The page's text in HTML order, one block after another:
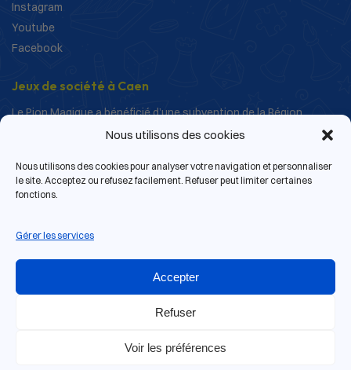
Nous utilisons des cookies
Nous utilisons des cookies pour analyser votre navigation et personnaliser
le site. Acceptez ou refusez facilement. Refuser peut limiter certaines
fonctions.
Gérer les services
Accepter
Refuser
Voir les préférences
Instagram
Youtube
Facebook
Jeux de société à Caen
Le Pion Magique a bénéficié d’une subvention de la Région
Normandie dans le cadre de ses actions de structuration et de